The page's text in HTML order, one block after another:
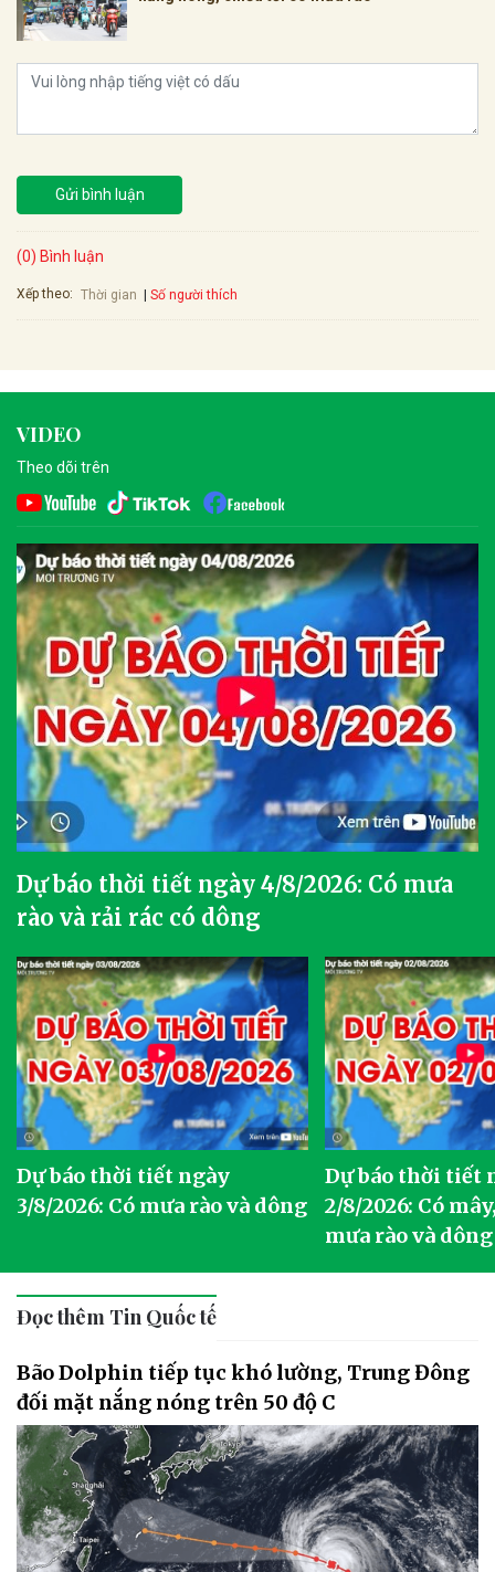
Gửi bình luận
(0) Bình luận
Xếp theo: Thời gian Số người thích
VIDEO
Theo dõi trên
Dự báo thời tiết ngày 4/8/2026: Có mưa
rào và rải rác có dông
Dự báo thời tiết ngày
3/8/2026: Có mưa rào và dông
Dự báo thời tiết
2/8/2026: Có
mưa rào và dông
Đọc thêm Tin Quốc tế
Bão Dolphin tiếp tục khó lường, Trung Đông
đối mặt nắng nóng trên 50 độ C